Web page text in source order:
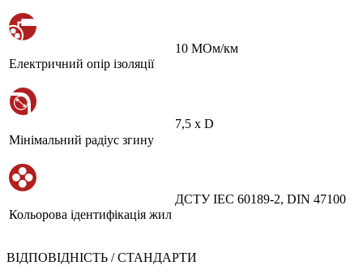
Електричний опір ізоляції
10 МОм/км
Мінімальний радіус згину
7,5 х D
Кольорова ідентифікація жил
ДСТУ IEC 60189-2, DIN 47100
ВІДПОВІДНІСТЬ / СТАНДАРТИ